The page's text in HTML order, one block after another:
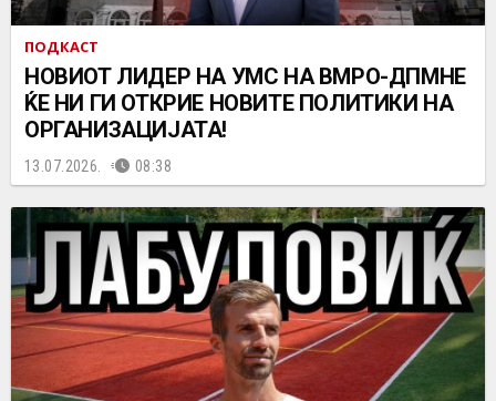
ПОДКАСТ
НОВИОТ ЛИДЕР НА УМС НА ВМРО-ДПМНЕ
ЌЕ НИ ГИ ОТКРИЕ НОВИТЕ ПОЛИТИКИ НА
ОРГАНИЗАЦИЈАТА!
13.07.2026. 08:38